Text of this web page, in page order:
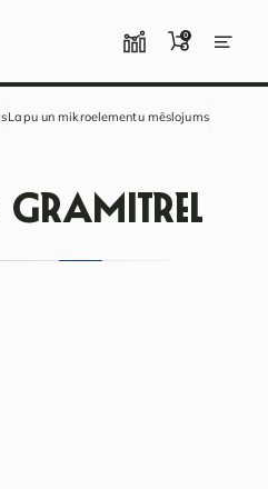
0
Lapu un mikroelementu mēslojums